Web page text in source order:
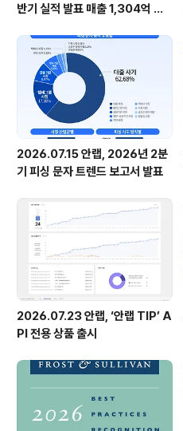
반기 실적 발표 매출 1,304억 원,
2026.07.15 안랩, 2026년 2분
기 피싱 문자 트렌드 보고서 발표
2026.07.23 안랩, ‘안랩 TIP’ A
PI 전용 상품 출시